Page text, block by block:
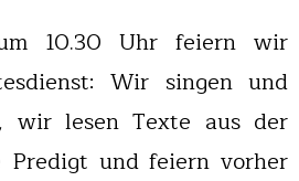
10.30 Uhr feiern wir
Wir singen und
wir lesen Texte aus der
Predigt und feiern vorher